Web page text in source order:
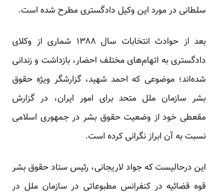
سلطانی در مورد این وکیل دادگستری مطرح شده است.
بعد از حوادث انتخابات سال ۱۳۸۸ شماری از وکلای
دادگستری به اتهام‌های مختلف احضار، بازداشت و زندانی
شده‌اند؛ موضوعی که احمد شهید، گزارشگر ویژه حقوق
بشر سازمان ملل متحد برای امور ایران، در گزارش
مقعطی خود از وضعیت حقوق بشر در جمهوری اسلامی
نسبت به آن ابراز نگرانی کرده است.
این درحالیست که جواد لاریجانی، رئیس ستاد حقوق بشر
قوه قضائیه در کنفرانس مطبوعاتی در سازمان ملل در